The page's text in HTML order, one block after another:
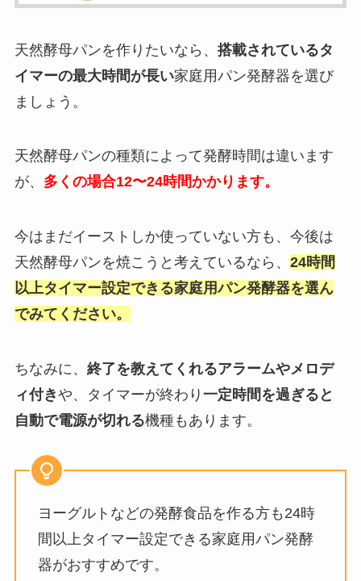
天然酵母パンを作りたいなら、 搭載されているタ
イマーの最大時間が長い家庭用パン発酵器を選び
ましょう。
天然酵母パンの種類によって発酵時間は違います
が、 多くの場合12〜24時間かかります。
今はまだイーストしか使っていない方も、今後は
天然酵母パンを焼こうと考えているなら、 24時間
以上タイマー設定できる家庭用パン発酵器を選ん
でみてください。
ちなみに、 終了を教えてくれるアラームやメロデ
ィ付きや、タイマーが終わり 一定時間を過ぎると
自動で電源が切れる機種もあります。
ヨーグルトなどの発酵食品を作る方も24時
間以上タイマー設定できる家庭用パン発酵
器がおすすめです。